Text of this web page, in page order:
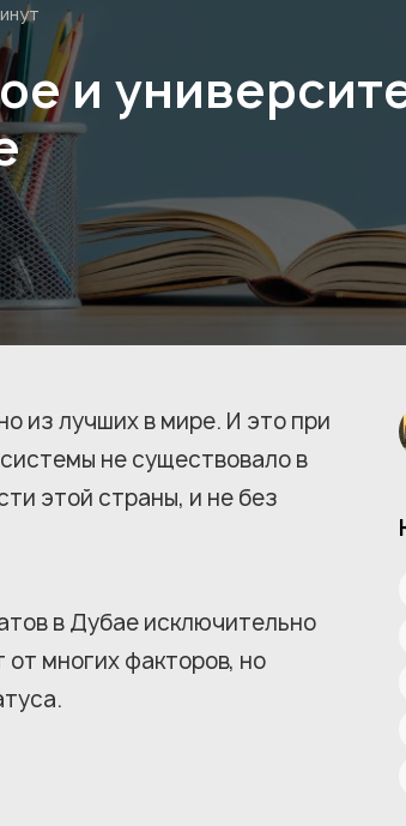
и
из лучших в мире. И это при
не существовало в
этой страны, и не без
в Дубае исключительно
многих факторов, но